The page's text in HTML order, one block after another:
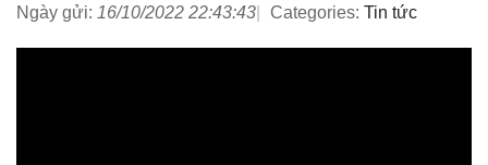
Ngày gửi: 16/10/2022 22:43:43 Categories: Tin tức